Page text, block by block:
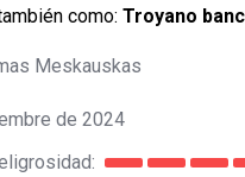
como: Troyano
Meskauskas
de 2024